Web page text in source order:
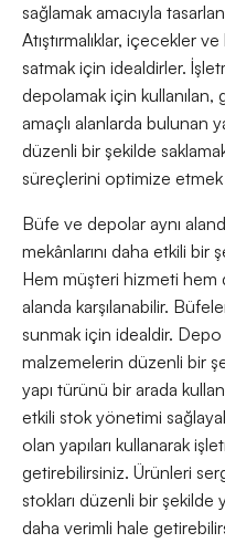
sağlamak amacıyla
Atıştırmalıklar, içecekler
satmak için idealdirler.
depolamak için
amaçlı alanlarda bulunan
düzenli bir şekilde
süreçlerini optimize etmek
Büfe ve depolar aynı
mekânlarını daha etkili bir
Hem müşteri hizmeti hem
alanda karşılanabilir.
sunmak için idealdir. Depo
malzemelerin düzenli bir
yapı türünü bir arada
etkili stok yönetimi
olan yapıları kullanarak
getirebilirsiniz. Ürünleri
stokları düzenli bir
daha verimli hale